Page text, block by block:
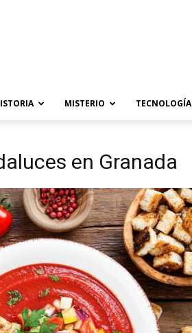
MISTERIO TECNOLOGÍA
en Granada